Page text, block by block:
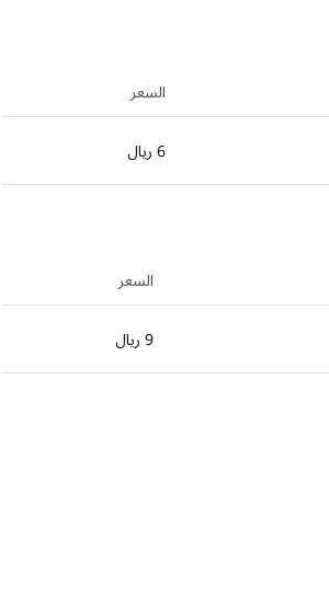
السعر
6 ريال
السعر
9 ريال